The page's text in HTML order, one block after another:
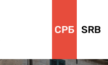
СРБ SRB